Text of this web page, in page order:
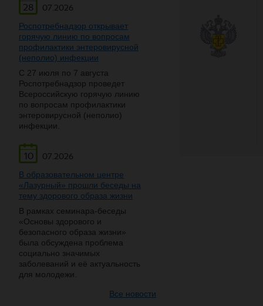
28
07.2026
Роспотребнадзор открывает
горячую линию по вопросам
профилактики энтеровирусной
(неполио) инфекции
С 27 июля по 7 августа
Роспотребнадзор проведет
Всероссийскую горячую линию
по вопросам профилактики
энтеровирусной (неполио)
инфекции.
10
07.2026
В образовательном центре
«Лазурный» прошли беседы на
тему здорового образа жизни
В рамках семинара-беседы
«Основы здорового и
безопасного образа жизни»
была обсуждена проблема
социально значимых
заболеваний и её актуальность
для молодежи.
Все новости